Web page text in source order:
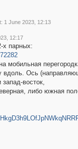
1 June 2023, 12:13
12:17
х парных:
мобильная
вдоль. Ось
запад-восток,
либо южная